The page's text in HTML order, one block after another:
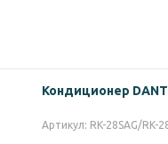
Кондиционер
Артикул: RK-28SAG/RK-